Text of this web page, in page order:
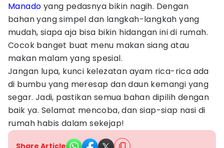
Manado yang pedasnya bikin nagih. Dengan
bahan yang simpel dan langkah-langkah yang
mudah, siapa aja bisa bikin hidangan ini di rumah.
Cocok banget buat menu makan siang atau
makan malam yang spesial.
Jangan lupa, kunci kelezatan ayam rica-rica ada
di bumbu yang meresap dan daun kemangi yang
segar. Jadi, pastikan semua bahan dipilih dengan
baik ya. Selamat mencoba, dan siap-siap nasi di
rumah habis dalam sekejap!
Share Article